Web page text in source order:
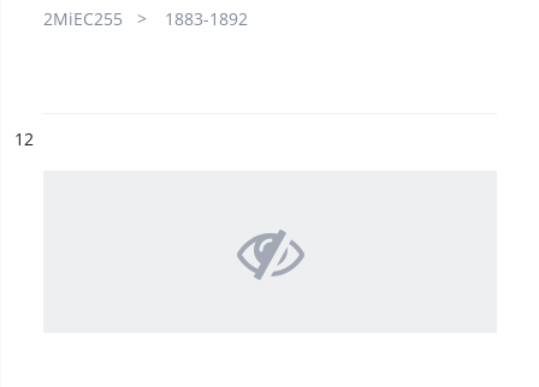
2MiEC255
1883-1892
n°
12